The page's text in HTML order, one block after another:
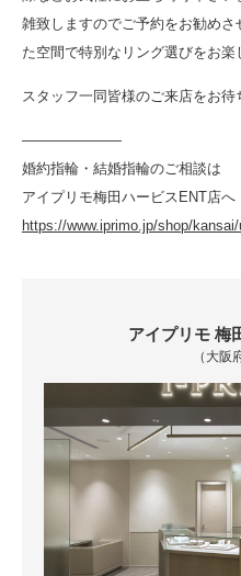
雑致しますのでご予約をお勧め
た空間で特別なリング選びをお楽
スタッフ一同皆様のご来店をお
———————
婚約指輪・結婚指輪のご相談は
アイプリモ梅田ハービスENT店へ
https://www.iprimo.jp/shop/
アイプリモ 梅
（大阪